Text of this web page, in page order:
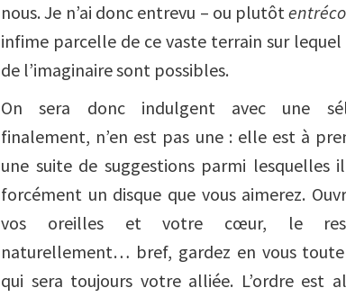
nous. Je n’ai donc entrevu – ou plutôt
infime parcelle de ce vaste terrain sur lequel
de l’imaginaire sont possibles.
On sera donc indulgent avec une
finalement, n’en est pas une : elle est à
une suite de suggestions parmi lesquelles
forcément un disque que vous aimerez.
vos oreilles et votre cœur, le
naturellement… bref, gardez en vous
qui sera toujours votre alliée. L’ordre est